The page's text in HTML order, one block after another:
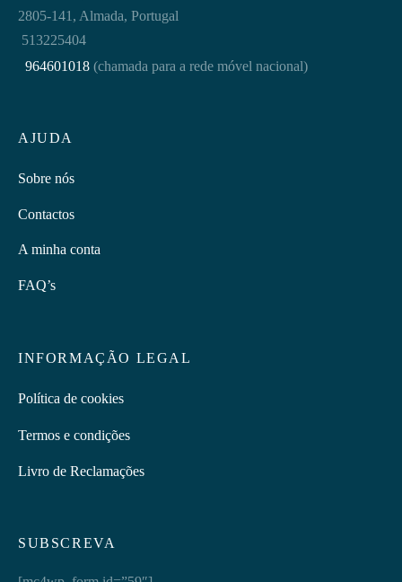
SUBSCREVA
AJUDA
Sobre nós
Contactos
A minha conta
FAQ’s
INFORMAÇÃO LEGAL
Política de cookies
Termos e condições
Livro de Reclamações
2805-141, Almada, Portugal
513225404
964601018 (chamada para a rede móvel nacional)